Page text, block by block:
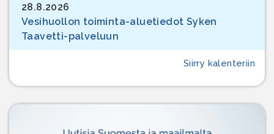
28.8.2026
Vesihuollon toiminta-aluetiedot Syken
Taavetti-palveluun
Siirry kalenteriin